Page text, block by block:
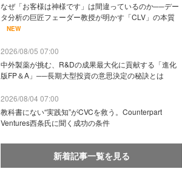
なぜ「お客様は神様です」は間違っているのか──デー
タ分析の巨匠フェーダー教授が明かす「CLV」の本質
NEW
2026/08/05 07:00
中外製薬が挑む、R&Dの成果最大化に貢献する「進化
版FP＆A」──長期大型投資の意思決定の秘訣とは
2026/08/04 07:00
教科書にない“実践知”がCVCを救う。Counterpart
Ventures西条氏に聞く成功の条件
新着記事一覧を見る